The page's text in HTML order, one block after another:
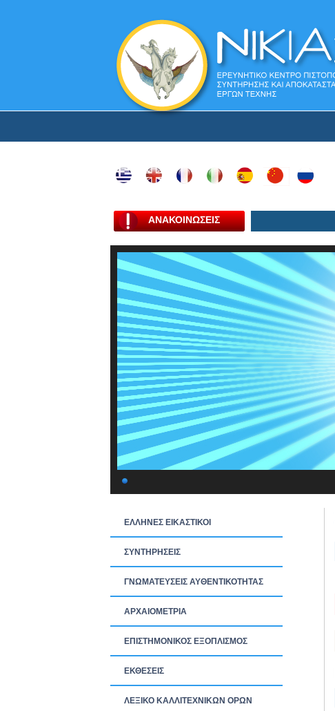
ΑΝΑΚΟΙΝΩΣΕΙΣ
ΕΛΛΗΝΕΣ ΕΙΚΑΣΤΙΚΟΙ
ΣΥΝΤΗΡΗΣΕΙΣ
ΓΝΩΜΑΤΕΥΣΕΙΣ ΑΥΘΕΝΤΙΚΟΤΗΤΑΣ
ΑΡΧΑΙΟΜΕΤΡΙΑ
ΕΠΙΣΤΗΜΟΝΙΚΟΣ ΕΞΟΠΛΙΣΜΟΣ
ΕΚΘΕΣΕΙΣ
ΛΕΞΙΚΟ ΚΑΛΛΙΤΕΧΝΙΚΩΝ ΟΡΩΝ